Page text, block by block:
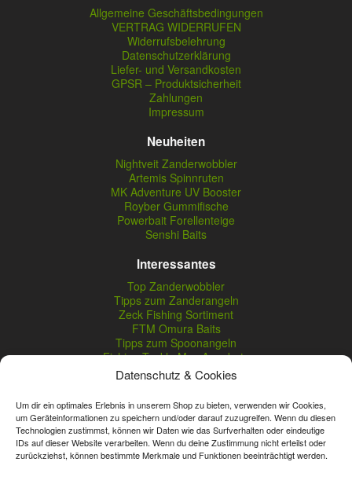
Datenschutz & Cookies
Um dir ein optimales Erlebnis in unserem Shop zu bieten, verwenden wir Cookies,
um Geräteinformationen zu speichern und/oder darauf zuzugreifen. Wenn du diesen
Technologien zustimmst, können wir Daten wie das Surfverhalten oder eindeutige
IDs auf dieser Website verarbeiten. Wenn du deine Zustimmung nicht erteilst oder
zurückziehst, können bestimmte Merkmale und Funktionen beeinträchtigt werden.
Allgemeine Geschäftsbedingungen
VERTRAG WIDERRUFEN
Widerrufsbelehrung
Datenschutzerklärung
Liefer- und Versandkosten
GPSR – Produktsicherheit
Zahlungen
Impressum
Neuheiten
Nightveit Zanderwobbler
Artemis Spinnruten
MK Adventure UV Booster
Royber Gummifische
Powerbait Forellenteige
Senshi Baits
Interessantes
Top Zanderwobbler
Tipps zum Zanderangeln
Zeck Fishing Sortiment
FTM Omura Baits
Tipps zum Spoonangeln
Fishing Tackle Max Angebote
Seika Pro Produkte
Nightveit Zanderwobbler
Vertrag widerrufen